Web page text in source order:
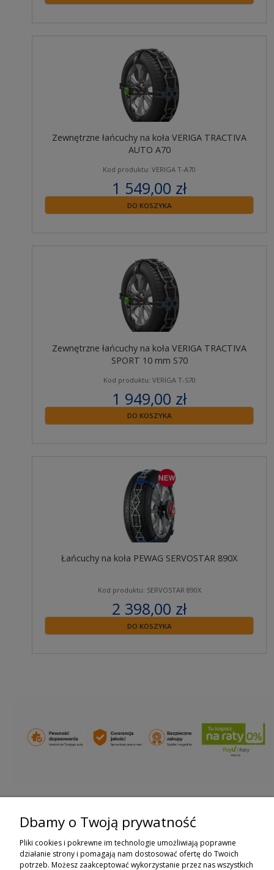
Zewnętrzne łańcuchy na koła VERIGA TRACTIVA
AUTO A70
Kod produktu: VERIGA T-A70
1 549,00 zł
zawiera 23% VAT
DO KOSZYKA
Zewnętrzne łańcuchy na koła VERIGA TRACTIVA
SPORT 10 mm S70
Kod produktu: VERIGA T-S70
1 949,00 zł
zawiera 23% VAT
DO KOSZYKA
Łańcuchy na koła PEWAG SERVOSTAR 890X
Kod produktu: SERVOSTAR 890X
2 398,00 zł
zawiera 23% VAT
DO KOSZYKA
ZAPISZ SIĘ DO NEWSLETTERA
ZAPISZ SIĘ
Dbamy o Twoją prywatność
Pliki cookies i pokrewne im technologie umożliwiają poprawne
działanie strony i pomagają nam dostosować ofertę do Twoich
potrzeb. Możesz zaakceptować wykorzystanie przez nas wszystkich